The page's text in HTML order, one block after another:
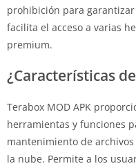
prohibición para
facilita el acceso a varias
premium.
¿Características
Terabox MOD APK
herramientas y funciones
mantenimiento de
la nube. Permite a los